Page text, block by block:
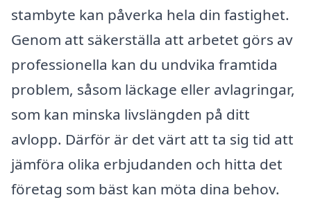
stambyte kan påverka hela din fastighet.
Genom att säkerställa att arbetet görs av
professionella kan du undvika framtida
problem, såsom läckage eller avlagringar,
som kan minska livslängden på ditt
avlopp. Därför är det värt att ta sig tid att
jämföra olika erbjudanden och hitta det
företag som bäst kan möta dina behov.